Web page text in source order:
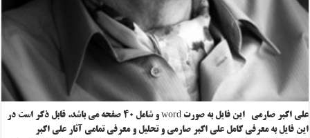
علی اکبر صارمی این فایل به صورت word و شامل ۴۰ صفحه می باشد. قابل ذکر است در
این فایل به معرفی کامل علی اکبر صارمی و تحلیل و معرفی تمامی آثار علی اکبر